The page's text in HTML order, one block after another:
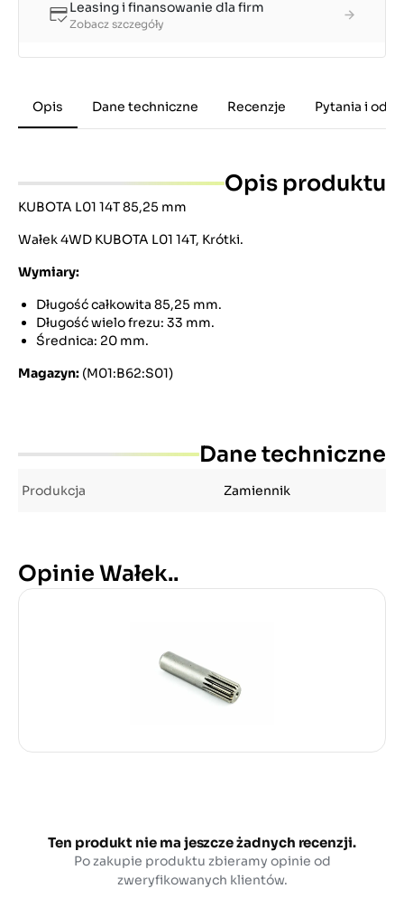
Leasing i finansowanie dla firm
Zobacz szczegóły
Opis Dane techniczne Recenzje Pytania i
Opis produktu
KUBOTA L01 14T 85,25 mm
Wałek 4WD KUBOTA L01 14T, Krótki.
Wymiary:
Długość całkowita 85,25 mm.
Długość wielo frezu: 33 mm.
Średnica: 20 mm.
Magazyn: (M01:B62:S01)
Dane techniczne
Produkcja Zamiennik
Opinie Wałek..
Ten produkt nie ma jeszcze żadnych recenzji.
Po zakupie produktu zbieramy opinie od
zweryfikowanych klientów.